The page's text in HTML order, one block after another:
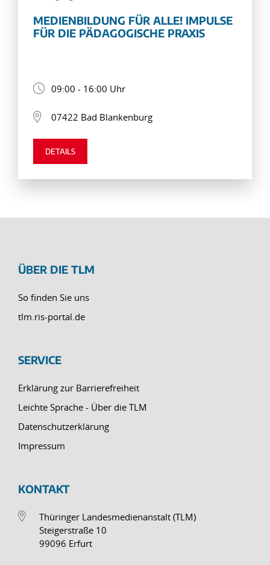
MEDIENBILDUNG FÜR ALLE! IMPULSE
FÜR DIE PÄDAGOGISCHE PRAXIS
09:00 - 16:00 Uhr
07422 Bad Blankenburg
DETAILS
ÜBER DIE TLM
So finden Sie uns
tlm.ris-portal.de
SERVICE
Erklärung zur Barrierefreiheit
Leichte Sprache - Über die TLM
Datenschutzerklärung
Impressum
KONTAKT
Thüringer Landesmedienanstalt (TLM)
Steigerstraße 10
99096 Erfurt